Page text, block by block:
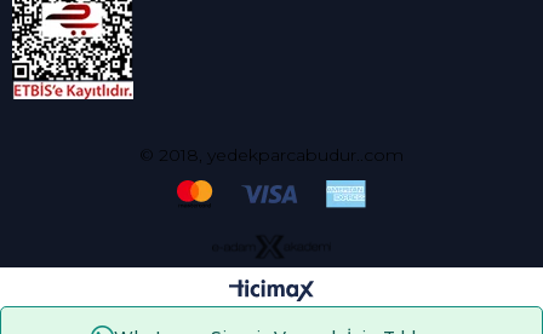
© 2018, yedekparcabudur..com